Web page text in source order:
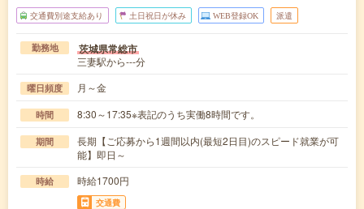
交通費別途支給あり 土日祝日が休み WEB登録OK 派遣
勤務地 茨城県常総市
三妻駅から---分
曜日頻度 月～金
時間 8:30～17:35※表記のうち実働8時間です。
期間
長期【ご応募から1週間以内(最短2日目)のスピード就業が可
能】即日～
時給 時給1700円
交通費